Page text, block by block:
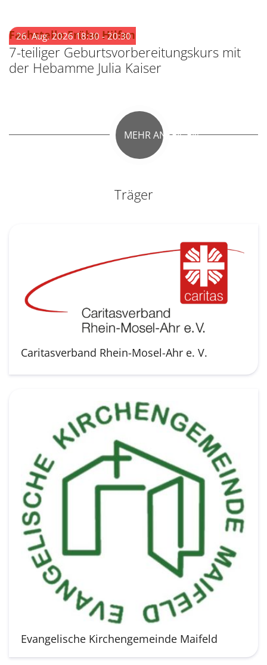
Fachstelle Frühe Hilfen
7-teiliger Geburtsvorbereitungskurs mit
der Hebamme Julia Kaiser
26. Aug. 2026 18:30 - 20:30
MEHR ANZEIGEN
Träger
Caritasverband Rhein-Mosel-Ahr e. V.
Evangelische Kirchengemeinde Maifeld